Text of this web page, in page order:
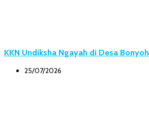
KKN Undiksha Ngayah di Desa Bonyoh
25/07/2026